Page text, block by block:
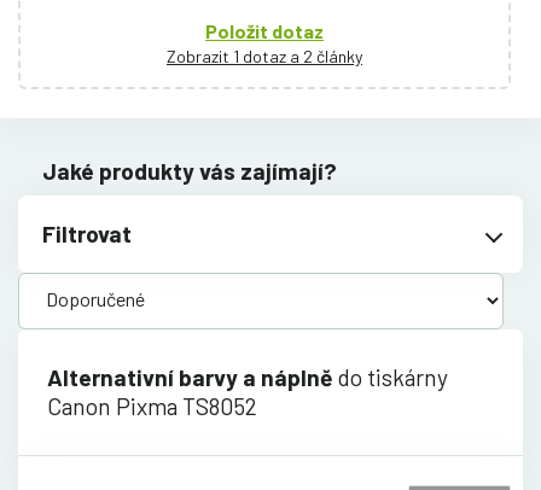
Položit dotaz
Zobrazit 1 dotaz a 2 články
Jaké produkty vás zajímají?
Filtrovat
Alternativní barvy a náplně do tiskárny
Canon Pixma TS8052